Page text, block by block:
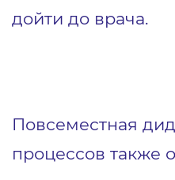
дойти до врача.
Повсеместная
процессов также